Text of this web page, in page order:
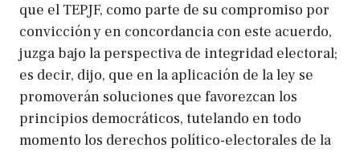
que el TEPJF, como parte de su compromiso por
convicción y en concordancia con este acuerdo,
juzga bajo la perspectiva de integridad electoral;
es decir, dijo, que en la aplicación de la ley se
promoverán soluciones que favorezcan los
principios democráticos, tutelando en todo
momento los derechos político-electorales de la